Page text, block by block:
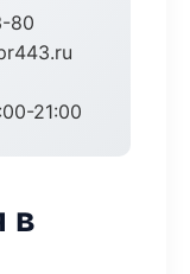
80
21:00
в